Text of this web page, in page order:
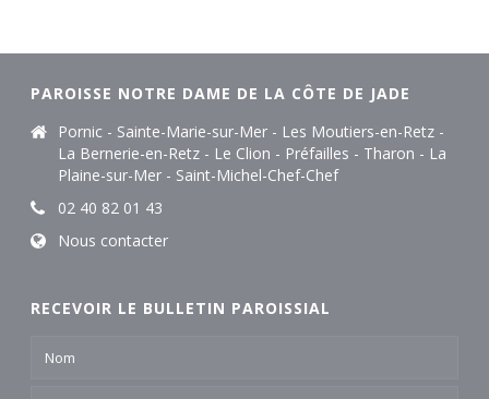
PAROISSE NOTRE DAME DE LA CÔTE DE JADE
Pornic - Sainte-Marie-sur-Mer - Les Moutiers-en-Retz -
La Bernerie-en-Retz - Le Clion - Préfailles - Tharon - La
Plaine-sur-Mer - Saint-Michel-Chef-Chef
02 40 82 01 43
Nous contacter
RECEVOIR LE BULLETIN PAROISSIAL